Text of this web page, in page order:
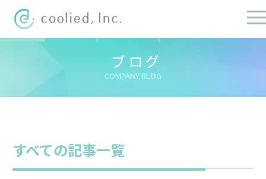
ブログ
COMPANY BLOG
ての記事
すべての記事一覧